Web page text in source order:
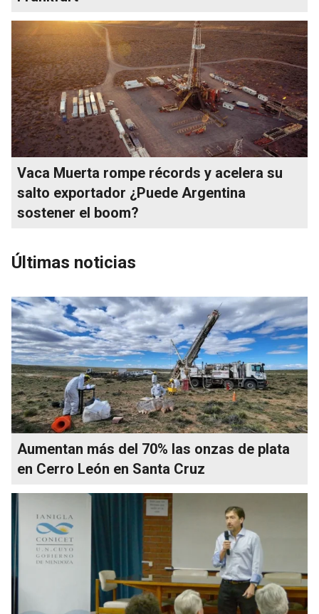
Vaca Muerta rompe récords y acelera su
salto exportador ¿Puede Argentina
sostener el boom?
Últimas noticias
Aumentan más del 70% las onzas de plata
en Cerro León en Santa Cruz